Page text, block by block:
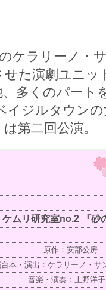
ケラリーノ・
せた演劇ユニッ
多くのパート
イジルタウン
第二回公演。
ケムリ研究室no.2 『
原作：安部公房
本・演出：ケラリーノ・サ
音楽・演奏：上野